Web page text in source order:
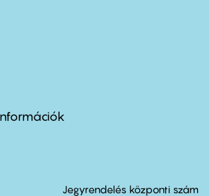
Jegyrendelés központi szám